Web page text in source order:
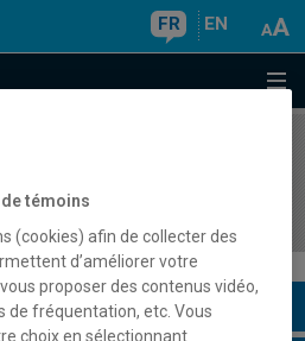
FR EN
témoins
(cookies) afin de collecter des
d’améliorer votre
proposer des contenus vidéo,
de fréquentation, etc. Vous
choix en sélectionnant